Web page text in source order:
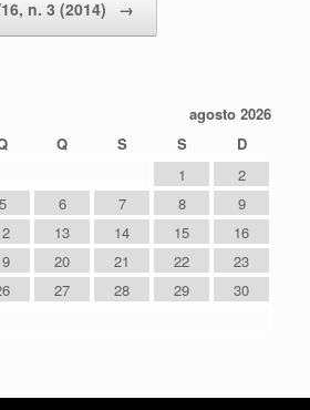
n. 3 (2014) →
agosto 2026
Q S S
D
1
2
5 6 7 8
9
13 14 15
16
20 21 22
23
27 28 29
30